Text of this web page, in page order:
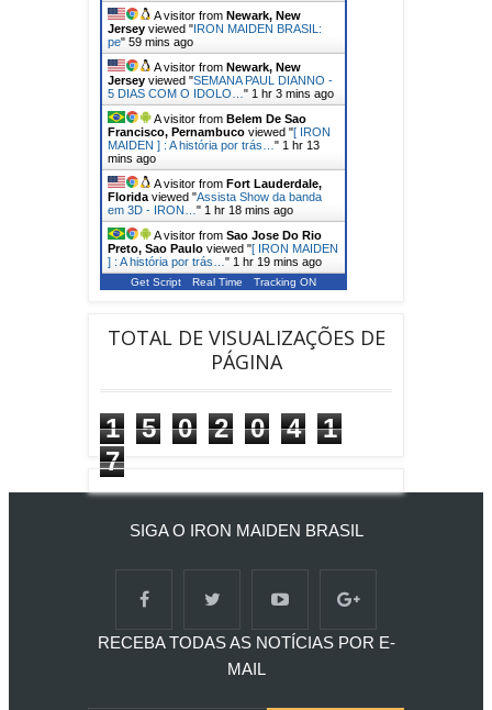
A visitor from Newark, New
Jersey viewed "IRON MAIDEN BRASIL:
pe" 59 mins ago
A visitor from Newark, New
Jersey viewed "SEMANA PAUL DIANNO -
5 DIAS COM O IDOLO… " 1 hr 3 mins ago
A visitor from Belem De Sao
Francisco, Pernambuco viewed "[ IRON
MAIDEN ] : A história por trás… " 1 hr 13
mins ago
A visitor from Fort Lauderdale,
Florida viewed "Assista Show da banda
em 3D - IRON… " 1 hr 18 mins ago
A visitor from Sao Jose Do Rio
Preto, Sao Paulo viewed "[ IRON MAIDEN
] : A história por trás… " 1 hr 19 mins ago
Get Script Real Time Tracking ON
TOTAL DE VISUALIZAÇÕES DE
PÁGINA
1 5 0 2 0 4
1
7
SIGA O IRON MAIDEN BRASIL
RECEBA TODAS AS NOTÍCIAS POR E-
MAIL